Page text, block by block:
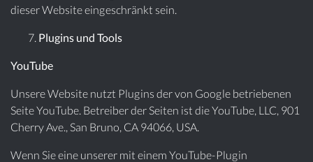
dieser Website eingeschränkt sein.
Plugins und Tools
YouTube
Unsere Website nutzt Plugins der von Google betriebenen
Seite YouTube. Betreiber der Seiten ist die YouTube, LLC, 901
Cherry Ave., San Bruno, CA 94066, USA.
Wenn Sie eine unserer mit einem YouTube-Plugin